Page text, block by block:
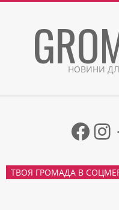
НОВИНИ
ТВОЯ ГРОМАДА В